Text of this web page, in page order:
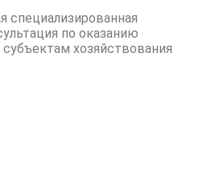
специализированная
по оказанию
хозяйствования